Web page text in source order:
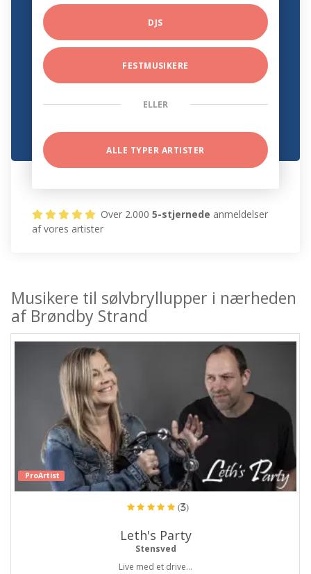
DJS
FESTMUSIKERE
ELLER
ALLE TYPER ARTISTER
Over 2.0005-stjernede anmeldelser
af vores artister
Musikere til sølvbryllupper i nærheden
af Brøndby Strand
ProArtist
(3)
Leth's Party
Stensved
Live med et drive...